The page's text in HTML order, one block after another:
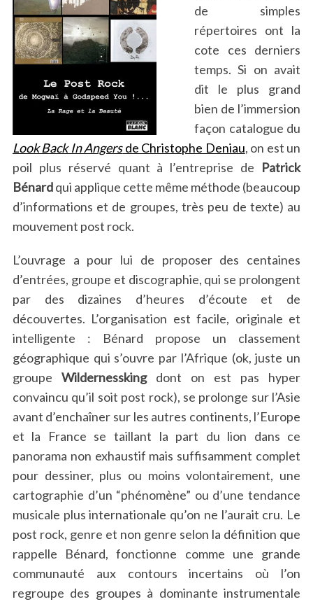
de simples
répertoires ont la
cote ces derniers
temps. Si on avait
dit le plus grand
bien de l’immersion
façon catalogue du
Look Back In Angersde Christophe Deniau, on est un
poil plus réservé quant à l’entreprise de Patrick
Bénardqui applique cette même méthode (beaucoup
d’informations et de groupes, très peu de texte) au
mouvement post rock.
L’ouvrage a pour lui de proposer des centaines
d’entrées, groupe et discographie, qui se prolongent
par des dizaines d’heures d’écoute et de
découvertes. L’organisation est facile, originale et
intelligente : Bénard propose un classement
géographique qui s’ouvre par l’Afrique (ok, juste un
groupe Wildernesskingdont on est pas hyper
convaincu qu’il soit post rock), se prolonge sur l’Asie
avant d’enchaîner sur les autres continents, l’Europe
et la France se taillant la part du lion dans ce
panorama non exhaustif mais suffisamment complet
pour dessiner, plus ou moins volontairement, une
cartographie d’un “phénomène” ou d’une tendance
musicale plus internationale qu’on ne l’aurait cru. Le
post rock, genre et non genre selon la définition que
rappelle Bénard, fonctionne comme une grande
communauté aux contours incertains où l’on
regroupe des groupes à dominante instrumentale